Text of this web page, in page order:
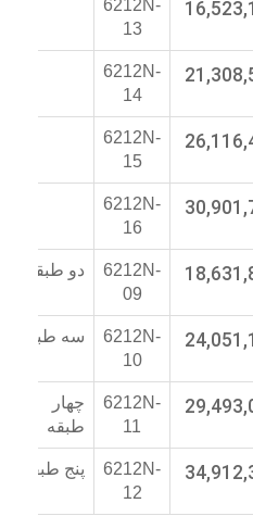
6212N-
13
6212N-
14
6212N-
15
6212N-
16
6212N-
09
دو طبقه
6212N-
10
سه طبقه
6212N-
11
چهار
طبقه
6212N-
12
پنج طبقه